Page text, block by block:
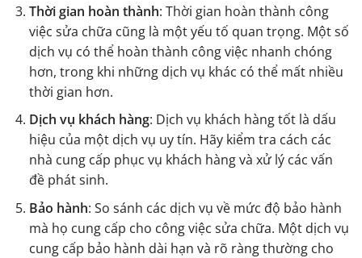
Thời gian hoàn thành: Thời gian hoàn thành công
việc sửa chữa cũng là một yếu tố quan trọng. Một số
dịch vụ có thể hoàn thành công việc nhanh chóng
hơn, trong khi những dịch vụ khác có thể mất nhiều
thời gian hơn.
Dịch vụ khách hàng: Dịch vụ khách hàng tốt là dấu
hiệu của một dịch vụ uy tín. Hãy kiểm tra cách các
nhà cung cấp phục vụ khách hàng và xử lý các vấn
đề phát sinh.
Bảo hành: So sánh các dịch vụ về mức độ bảo hành
mà họ cung cấp cho công việc sửa chữa. Một dịch vụ
cung cấp bảo hành dài hạn và rõ ràng thường cho